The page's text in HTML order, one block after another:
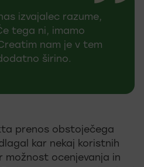
izvajalec razume,
tega ni, imamo
nam je v tem
širino.
prenos obstoječega
kar nekaj koristnih
možnost ocenjevanja in